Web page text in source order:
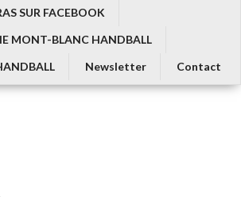
SUR FACEBOOK
MONT-BLANC HANDBALL
Newsletter Contact